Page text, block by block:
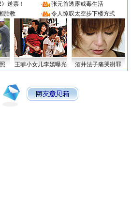
》送票！ ·
张元首透露戒毒生活
胎教 · 令人惊叹太空步下楼方式
王菲小女儿李嫣曝光 酒井法子痛哭谢罪